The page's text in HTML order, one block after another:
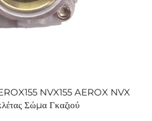
NVX155 AEROX NVX
Σώμα Γκαζιού